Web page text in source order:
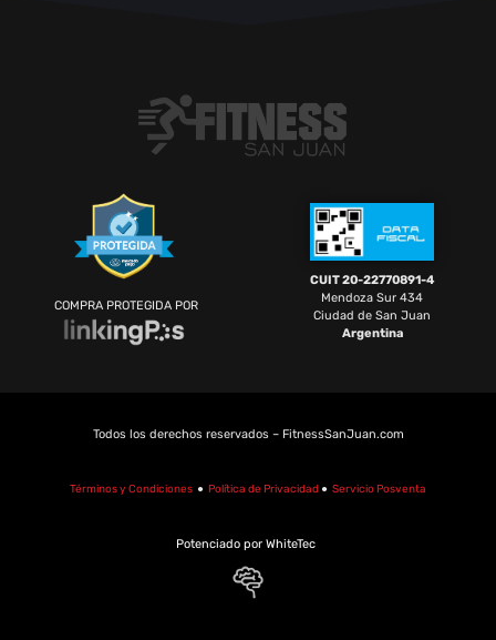
COMPRA PROTEGIDA POR
CUIT 20-22770891-4
Mendoza Sur 434
Ciudad de San Juan
Argentina
Todos los derechos reservados – FitnessSanJuan.com
Términos y Condiciones ● Política de Privacidad ● Servicio Posventa
Potenciado por WhiteTec